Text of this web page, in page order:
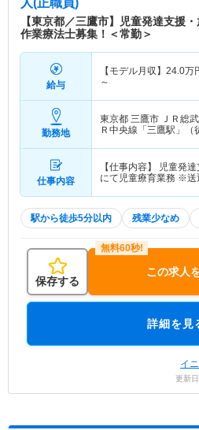
人(正職員)
【東京都／三鷹市】児童発達支援
作業療法士募集！＜常勤＞
給与
【モデル月収】 24.0万
～
勤務地
東京都 三鷹市 ＪＲ総
Ｒ中央線「三鷹駅」（
仕事内容
【仕事内容】 児童発
にて児童療育業務 ※
駅から徒歩5分以内 残業少なめ
保存する
この求人
詳細を見
イ
更新